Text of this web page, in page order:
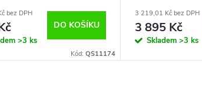
bez DPH
>3 ks
DO KOŠÍKU
Kód: QS11174
3 219,01 Kč bez DPH
3 895 Kč
Skladem >3 ks